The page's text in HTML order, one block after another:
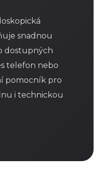
snadnou
dostupných
telefon nebo
pomocník pro
i technickou